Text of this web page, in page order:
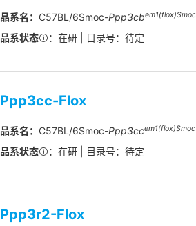
品系名： C57BL/6Smoc-Ppp3cbem1(flox)Smoc
品系状态 ：在研 | 目录号：待定
Ppp3cc-Flox
品系名： C57BL/6Smoc-Ppp3ccem1(flox)Smoc
品系状态 ：在研 | 目录号：待定
Ppp3r2-Flox